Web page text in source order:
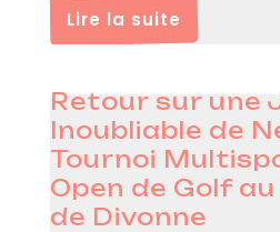
Lire la suite
Retour sur une
Inoubliable de
Tournoi
Open de Golf
de Divonne